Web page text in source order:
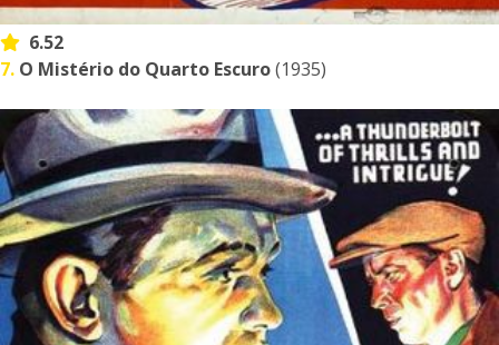
6.52
7. O Mistério do Quarto Escuro(1935)